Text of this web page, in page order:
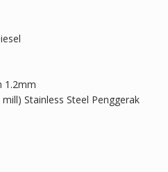
1.2mm
Stainless Steel Penggerak